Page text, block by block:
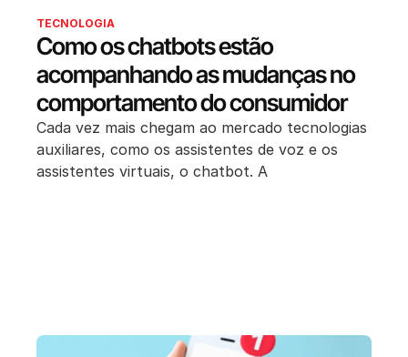
TECNOLOGIA
Como os chatbots estão
acompanhando as mudanças no
comportamento do consumidor
Cada vez mais chegam ao mercado tecnologias
auxiliares, como os assistentes de voz e os
assistentes virtuais, o chatbot. A